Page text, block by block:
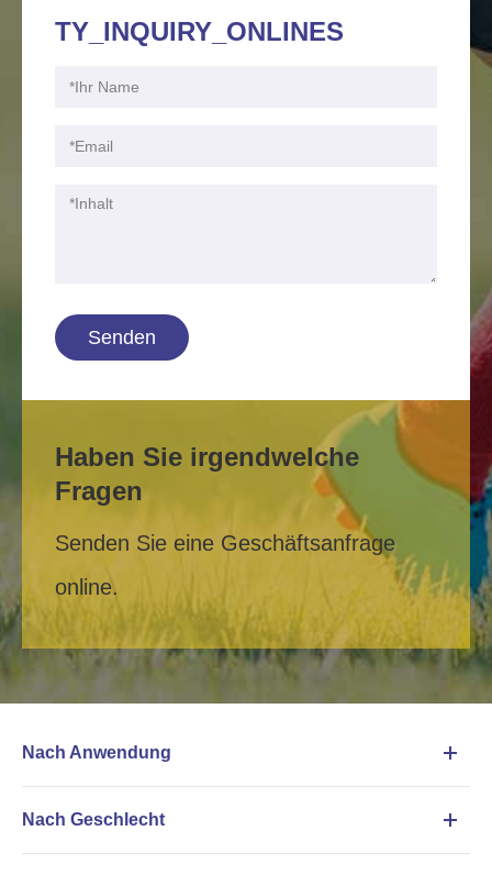
TY_INQUIRY_ONLINES
Senden
Haben Sie irgendwelche
Fragen
Senden Sie eine Geschäftsanfrage
online.
Nach Anwendung
Nach Geschlecht